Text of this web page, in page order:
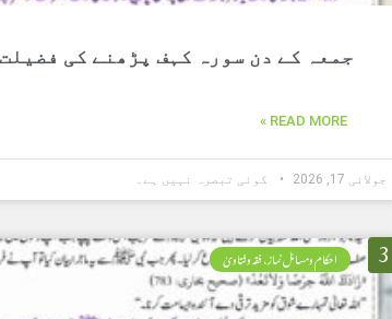
جمعہ کے دن سورہ کہف پڑھنے کی فضیلت
READ MORE »
جولائی 17, 2026 کوئی تبصرہ نہیں ہے۔
3 احکام ومسائل نماز، فقہ وفتاویٰ